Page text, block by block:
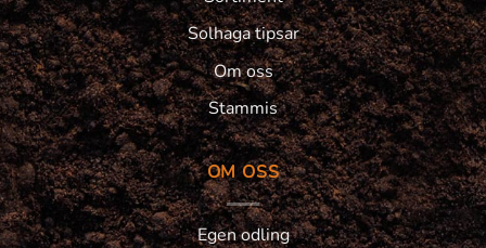
Solhaga tipsar
Om oss
Stammis
OM OSS
Egen odling